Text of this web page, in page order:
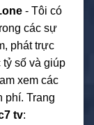
- Tôi có
các sự
phát trực
số và giúp
xem các
phí. Trang
tv: